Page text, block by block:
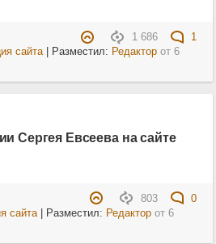
1 686
1
сайта| Разместил: Редакторот 6
Сергея Евсеева на сайте
803
0
сайта| Разместил: Редакторот 6